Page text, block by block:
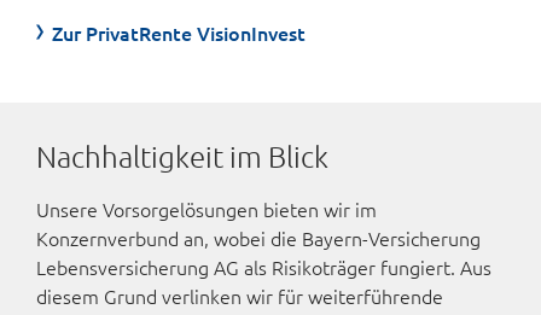
Zur PrivatRente VisionInvest
Nachhaltigkeit im Blick
Unsere Vorsorgelösungen bieten wir im
Konzernverbund an, wobei die Bayern-Versicherung
Lebensversicherung AG als Risikoträger fungiert. Aus
diesem Grund verlinken wir für weiterführende